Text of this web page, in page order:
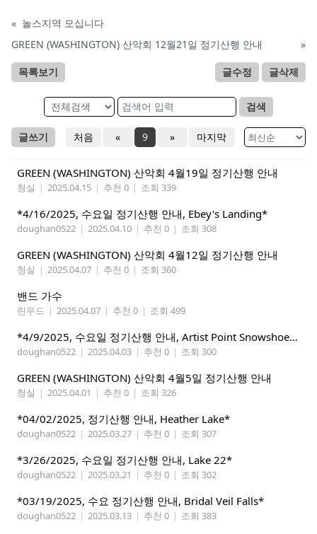
« 놀스지역 모십니다
GREEN (WASHINGTON) 산악회 12월21일 정기산행 안내
»
목록보기 글수정 글삭제
검색
글쓰기 처음 « 9 » 마지막
GREEN (WASHINGTON) 산악회 4월19일 정기산행 안내
청실 | 2025.04.15 | 추천 0 | 조회 339
*4/16/2025, 수요일 정기산행 안내, Ebey's Landing*
doughan0522 | 2025.04.10 | 추천 0 | 조회 308
GREEN (WASHINGTON) 산악회 4월12일 정기산행 안내
청실 | 2025.04.07 | 추천 0 | 조회 360
밴드 가수
린우드 | 2025.04.07 | 추천 0 | 조회 499
*4/9/2025, 수요일 정기산행 안내, Artist Point Snowshoeing*
doughan0522 | 2025.04.03 | 추천 0 | 조회 300
GREEN (WASHINGTON) 산악회 4월5일 정기산행 안내
청실 | 2025.04.01 | 추천 0 | 조회 326
*04/02/2025, 정기산행 안내, Heather Lake*
doughan0522 | 2025.03.27 | 추천 0 | 조회 307
*3/26/2025, 수요일 정기산행 안내, Lake 22*
doughan0522 | 2025.03.21 | 추천 0 | 조회 302
*03/19/2025, 수요 정기산행 안내, Bridal Veil Falls*
doughan0522 | 2025.03.13 | 추천 0 | 조회 383